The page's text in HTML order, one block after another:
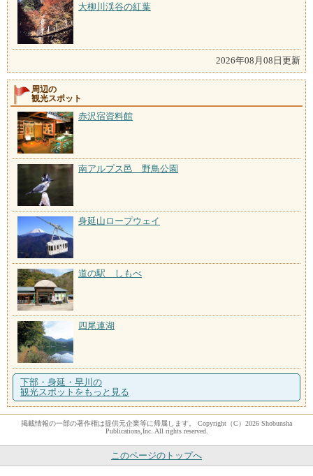
大柳川渓谷の紅葉
2026年08月08日更新
周辺の
観光スポット
赤沢宿資料館
南アルプス邑 野鳥公園
身延山ロープウェイ
道の駅 しもべ
四尾連湖
下部・身延・早川の
観光スポットをもっと見る
掲載情報の一部の著作権は提供元企業等に帰属します。 Copyright（C）2026 Shobunsha
Publications,Inc. All rights reserved.
このページのトップへ